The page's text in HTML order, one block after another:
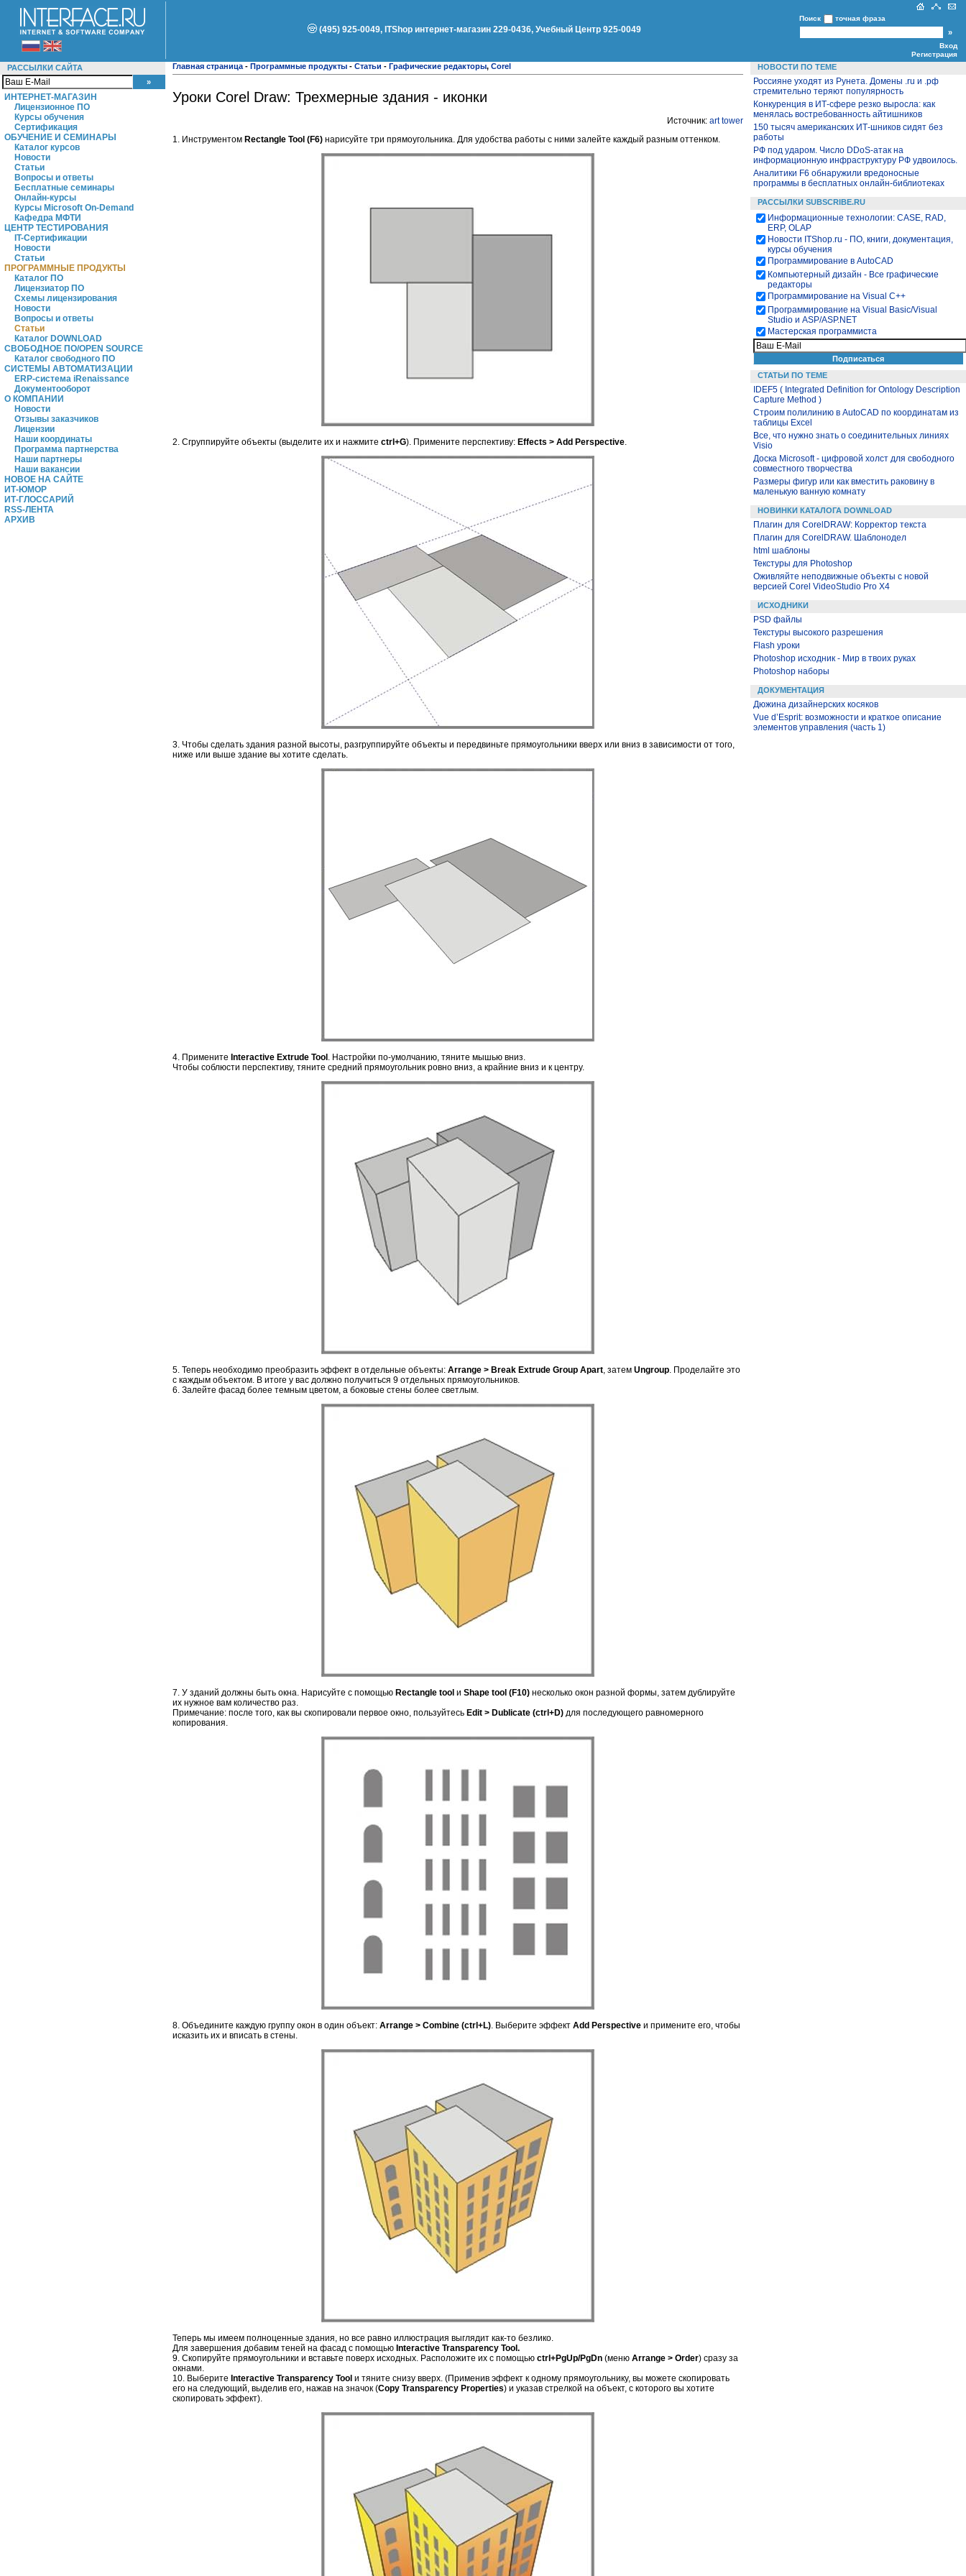
(495) 925-0049, ITShop интернет-магазин 229-0436, Учебный Центр 925-0049
Поиск точная фраза
Вход
Регистрация
РАССЫЛКИ САЙТА
ИНТЕРНЕТ-МАГАЗИН
Лицензионное ПО
Курсы обучения
Сертификация
ОБУЧЕНИЕ И СЕМИНАРЫ
Каталог курсов
Новости
Статьи
Вопросы и ответы
Бесплатные семинары
Онлайн-курсы
Курсы Microsoft On-Demand
Кафедра МФТИ
ЦЕНТР ТЕСТИРОВАНИЯ
IT-Сертификации
Новости
Статьи
ПРОГРАММНЫЕ ПРОДУКТЫ
Каталог ПО
Лицензиатор ПО
Схемы лицензирования
Новости
Вопросы и ответы
Статьи
Каталог DOWNLOAD
СВОБОДНОЕ ПО/OPEN SOURCE
Каталог свободного ПО
СИСТЕМЫ АВТОМАТИЗАЦИИ
ERP-система iRenaissance
Документооборот
О КОМПАНИИ
Новости
Отзывы заказчиков
Лицензии
Наши координаты
Программа партнерства
Наши партнеры
Наши вакансии
НОВОЕ НА САЙТЕ
ИТ-ЮМОР
ИТ-ГЛОССАРИЙ
RSS-ЛЕНТА
АРХИВ
Главная страница - Программные продукты - Статьи - Графические редакторы, Corel
Уроки Corel Draw: Трехмерные здания - иконки
Источник: art tower
1. Инструментом Rectangle Tool (F6) нарисуйте три прямоугольника. Для удобства работы с ними залейте каждый разным оттенком.
2. Сгруппируйте объекты (выделите их и нажмите ctrl+G). Примените перспективу: Effects > Add Perspective
3. Чтобы сделать здания разной высоты, разгруппируйте объекты и передвиньте прямоугольники вверх или вниз в зависимости от того,
ниже или выше здание вы хотите сделать.
4. Примените Interactive Extrude Tool . Настройки по-умолчанию, тяните мышью вниз.
Чтобы соблюсти перспективу, тяните средний прямоугольник ровно вниз, а крайние вниз и к центру.
5. Теперь необходимо преобразить эффект в отдельные объекты: Arrange > Break Extrude Group Apart , затем Ungroup . Проделайте это
с каждым объектом. В итоге у вас должно получиться 9 отдельных прямоугольников.
6. Залейте фасад более темным цветом, а боковые стены более светлым.
7. У зданий должны быть окна. Нарисуйте с помощью Rectangle tool и Shape tool (F10) несколько окон разной формы, затем дублируйте
их нужное вам количество раз.
Примечание: после того, как вы скопировали первое окно, пользуйтесь Edit > Dublicate (ctrl+D) для последующего равномерного
копирования.
8. Объедините каждую группу окон в один объект: Arrange > Combine (ctrl+L) . Выберите эффект Add Perspective и примените его, чтобы
исказить их и вписать в стены.
Теперь мы имеем полноценные здания, но все равно иллюстрация выглядит как-то безлико.
Для завершения добавим теней на фасад с помощью Interactive Transparency Tool.
9. Скопируйте прямоугольники и вставьте поверх исходных. Расположите их с помощью ctrl+PgUp/PgDn (меню Arrange > Order) сразу за
окнами.
10. Выберите Interactive Transparency Tool и тяните снизу вверх. (Применив эффект к одному прямоугольнику, вы можете скопировать
его на следующий, выделив его, нажав на значок (Copy Transparency Properties) и указав стрелкой на объект, с которого вы хотите
скопировать эффект).
НОВОСТИ ПО ТЕМЕ
Россияне уходят из Рунета. Домены .ru и .рф
стремительно теряют популярность
Конкуренция в ИТ-сфере резко выросла: как
менялась востребованность айтишников
150 тысяч американских ИТ-шников сидят без
работы
РФ под ударом. Число DDoS-атак на
информационную инфраструктуру РФ удвоилось.
Аналитики F6 обнаружили вредоносные
программы в бесплатных онлайн-библиотеках
РАССЫЛКИ SUBSCRIBE.RU
Информационные технологии: CASE, RAD,
ERP, OLAP
Новости ITShop.ru - ПО, книги, документация,
курсы обучения
Программирование в AutoCAD
Компьютерный дизайн - Все графические
редакторы
Программирование на Visual С++
Программирование на Visual Basic/Visual
Studio и ASP/ASP.NET
Мастерская программиста
СТАТЬИ ПО ТЕМЕ
IDEF5 ( Integrated Definition for Ontology Description
Capture Method )
Строим полилинию в AutoCAD по координатам из
таблицы Excel
Все, что нужно знать о соединительных линиях
Visio
Доска Microsoft - цифровой холст для свободного
совместного творчества
Размеры фигур или как вместить раковину в
маленькую ванную комнату
НОВИНКИ КАТАЛОГА DOWNLOAD
Плагин для CorelDRAW: Корректор текста
Плагин для CorelDRAW. Шаблонодел
html шаблоны
Текстуры для Photoshop
Оживляйте неподвижные объекты с новой
версией Corel VideoStudio Pro X4
ИСХОДНИКИ
PSD файлы
Текстуры высокого разрешения
Flash уроки
Photoshop исходник - Мир в твоих руках
Photoshop наборы
ДОКУМЕНТАЦИЯ
Дюжина дизайнерских косяков
Vue d’Esprit: возможности и краткое описание
элементов управления (часть 1)